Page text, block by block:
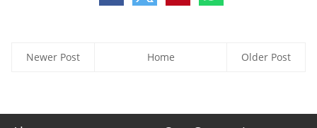
Newer Post Older Post
Home